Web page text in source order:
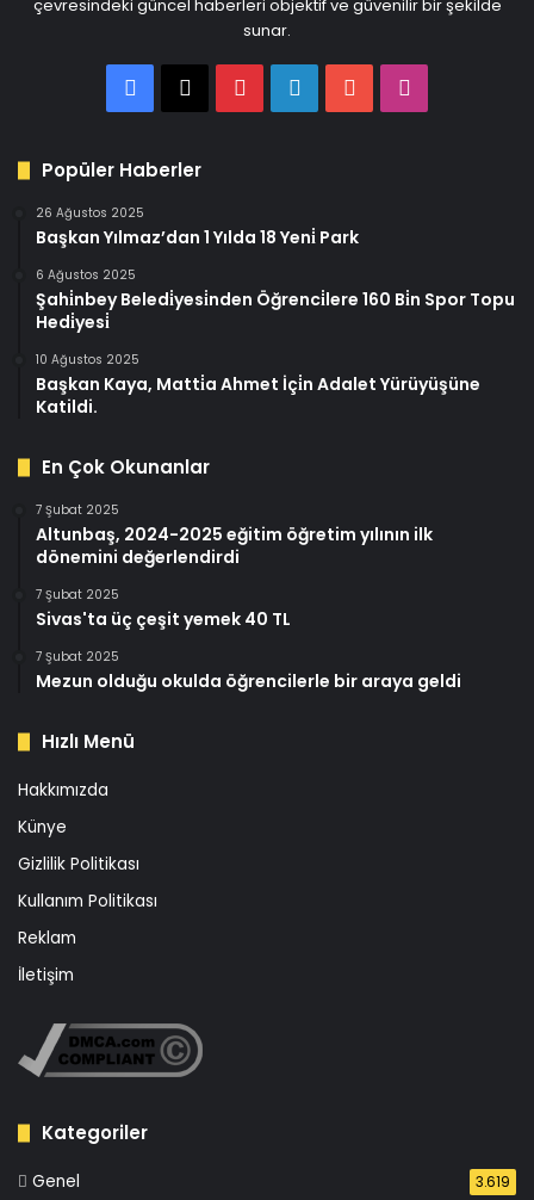
çevresindeki güncel haberleri objektif ve güvenilir bir şekilde
sunar.
Facebook
X PinterestLinkedInYouTube
Popüler Haberler
26 Ağustos 2025
Başkan Yılmaz’dan 1 Yılda 18 Yeni̇ Park
6 Ağustos 2025
Şahi̇nbey Beledi̇yesi̇nden Öğrenci̇lere 160 Bi̇n Spor Topu
Hedi̇yesi̇
10 Ağustos 2025
Başkan Kaya, Matti̇a Ahmet İçi̇n Adalet Yürüyüşüne
Katildi.
En Çok Okunanlar
7 Şubat 2025
Altunbaş, 2024-2025 eğitim öğretim yılının ilk
dönemini değerlendirdi
7 Şubat 2025
Sivas'ta üç çeşit yemek 40 TL
7 Şubat 2025
Mezun olduğu okulda öğrencilerle bir araya geldi
Hızlı Menü
Hakkımızda
Künye
Gizlilik Politikası
Kullanım Politikası
Reklam
İletişim
Kategoriler
Genel 3.619